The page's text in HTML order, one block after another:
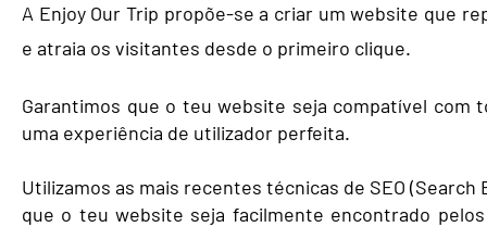
A Enjoy Our Trip propõe-se a criar umwebsite que
e atraia os visitantes desde o primeiro clique.
Garantimos que o teu website seja compatível com
uma experiência de utilizador perfeita.
Utilizamos as mais recentes técnicas de SEO
que o teu website seja facilmente encontrado